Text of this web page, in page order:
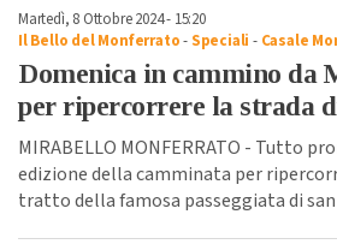
Martedì, 8 Ottobre 2024 - 15:20
Il Bello del Monferrato-Speciali - Casale
Domenica in cammino da
per ripercorrere la strada
MIRABELLO MONFERRATO - Tutto
edizione della camminata per
tratto della famosa passeggiata di